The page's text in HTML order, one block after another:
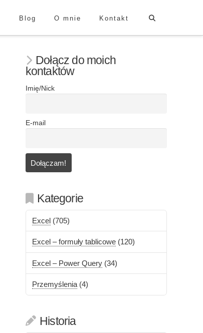
Blog O mnie Kontakt
Dołącz do moich
kontaktów
Imię/Nick
E-mail
Kategorie
Excel (705)
Excel – formuły tablicowe (120)
Excel – Power Query (34)
Przemyślenia (4)
Historia